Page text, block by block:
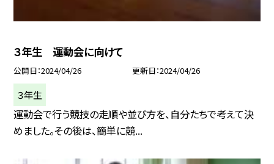
３年生 運動会に向けて
公開日 2024/04/26 更新日 2024/04/26
３年生
運動会で行う競技の走順や並び方を、自分たちで考えて決
めました。その後は、簡単に競...